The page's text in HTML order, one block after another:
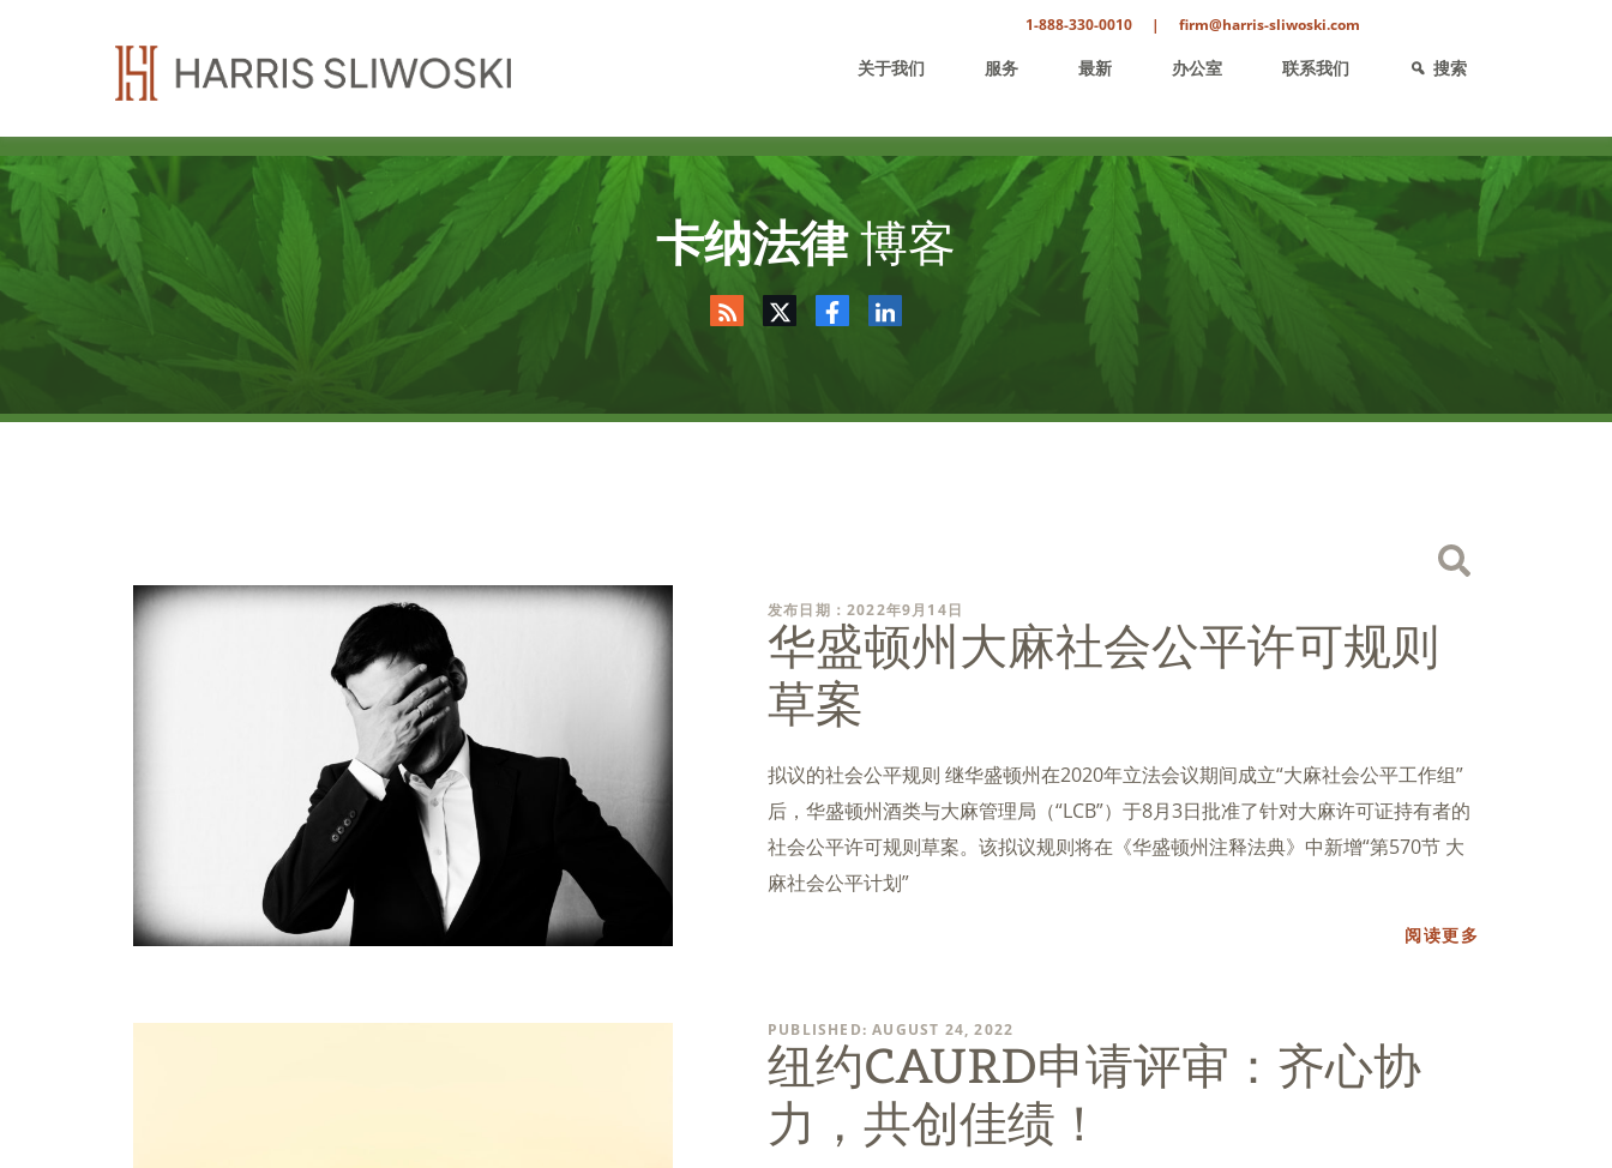
1-888-330-0010 | firm@harris-sliwoski.com
关于我们 服务 最新 办公室 联系我们 搜索
卡纳法律博客
发布日期：2022年9月14日
华盛顿州大麻社会公平许可规则
草案
拟议的社会公平规则 继华盛顿州在2020年立法会议期间成立“大麻社会公平工作组”
后，华盛顿州酒类与大麻管理局（“LCB”）于8月3日批准了针对大麻许可证持有者的
社会公平许可规则草案。该拟议规则将在《华盛顿州注释法典》中新增“第570节 大
麻社会公平计划”
阅读更多
PUBLISHED: AUGUST 24, 2022
纽约CAURD申请评审：齐心协
力，共创佳绩！